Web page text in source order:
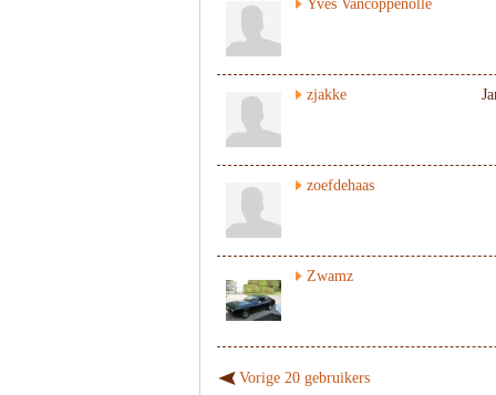
Yves Vancoppenolle
zjakke
zoefdehaas
Zwamz
Vorige 20 gebruikers